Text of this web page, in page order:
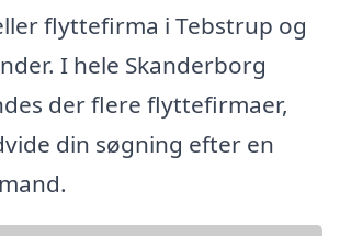
flyttefirma i Tebstrup og
I hele Skanderborg
der flere flyttefirmaer,
din søgning efter en